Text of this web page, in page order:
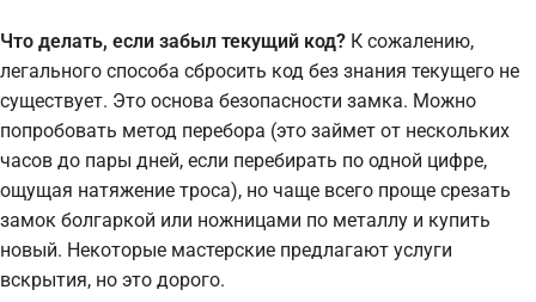
Что делать, если забыл текущий код? К сожалению,
легального способа сбросить код без знания текущего не
существует. Это основа безопасности замка. Можно
попробовать метод перебора (это займет от нескольких
часов до пары дней, если перебирать по одной цифре,
ощущая натяжение троса), но чаще всего проще срезать
замок болгаркой или ножницами по металлу и купить
новый. Некоторые мастерские предлагают услуги
вскрытия, но это дорого.